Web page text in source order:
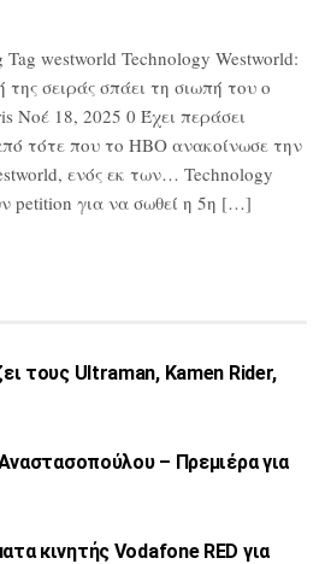
westworld Technology Westworld:
της σειράς σπάει τη σιωπή του ο
Νοέ 18, 2025 0 Έχει περάσει
τότε που το HBO ανακοίνωσε την
ενός εκ των… Technology
petition για να σωθεί η 5η […]
τους Ultraman,Kamen Rider,
– Πρεμιέρα για
κινητής VodafoneRED για